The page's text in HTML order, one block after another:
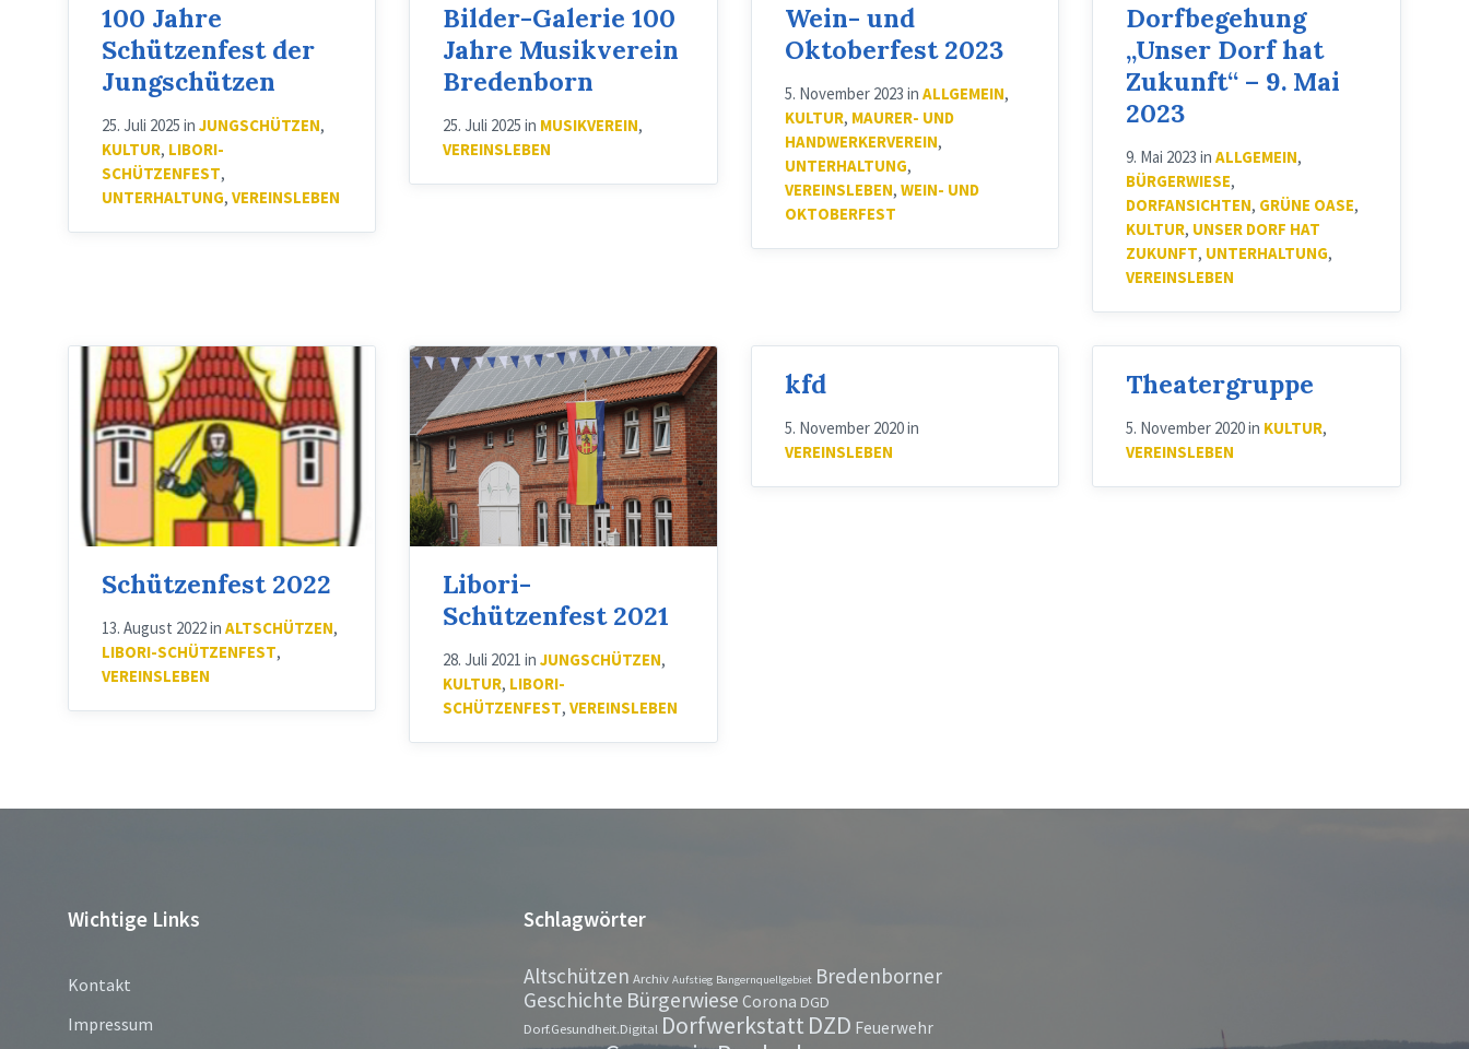
100 Jahre
Schützenfest der
Jungschützen
25. Juli 2025 in JUNGSCHÜTZEN,
KULTUR, LIBORI-
SCHÜTZENFEST,
UNTERHALTUNG, VEREINSLEBEN
Bilder-Galerie 100
Jahre Musikverein
Bredenborn
25. Juli 2025in MUSIKVEREIN,
VEREINSLEBEN
Wein- und
Oktoberfest 2023
5. November 2023 in ALLGEMEIN,
KULTUR, MAURER- UND
HANDWERKERVEREIN,
UNTERHALTUNG,
VEREINSLEBEN, WEIN- UND
OKTOBERFEST
Dorfbegehung
„Unser Dorf hat
Zukunft“ – 9. Mai
2023
9. Mai 2023inALLGEMEIN,
BÜRGERWIESE,
DORFANSICHTEN, GRÜNE OASE,
KULTUR, UNSER DORF HAT
ZUKUNFT, UNTERHALTUNG,
VEREINSLEBEN
Schützenfest 2022
13. August 2022in ALTSCHÜTZEN,
LIBORI-SCHÜTZENFEST,
VEREINSLEBEN
Libori
2021
-
Fahne
Libori-
Schützenfest 2021
28. Juli 2021inJUNGSCHÜTZEN,
KULTUR, LIBORI-
SCHÜTZENFEST,VEREINSLEBEN
kfd
5. November 2020in
VEREINSLEBEN
Theatergruppe
5. November 2020in KULTUR,
VEREINSLEBEN
Wichtige Links
Kontakt
Impressum
Schlagwörter
Altschützen Archiv Aufstieg Bangernquellgebiet Bredenborner
Geschichte Bürgerwiese Corona DGD
Dorf.Gesundheit.Digital Dorfwerkstatt DZD Feuerwehr